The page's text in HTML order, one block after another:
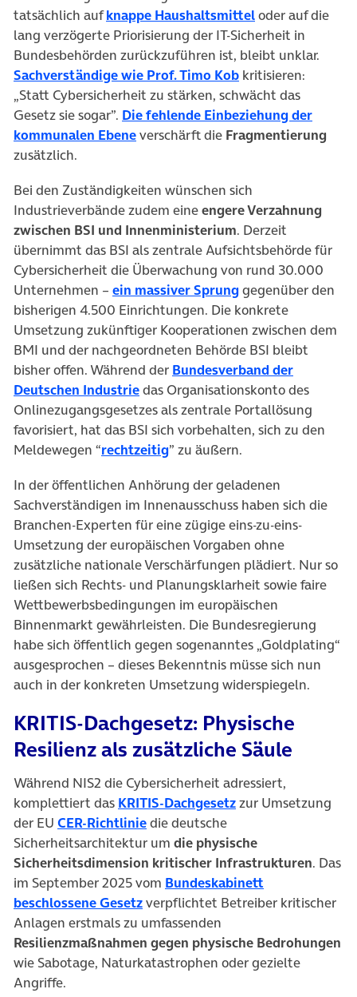
tatsächlich aufknappe Haushaltsmittel(öffnet in
oder auf die
lang verzögerte Priorisierung der IT-Sicherheit in
Bundesbehörden zurückzuführen ist, bleibt unklar.
Sachverständige wie Prof. Timo Kob(öffnet in neuem
kritisieren:
„Statt Cybersicherheit zu stärken, schwächt das
Gesetz sie sogar”. Diefehlende Einbeziehung der
kommunalen Ebene(öffnet in neuem Tab)
verschärft die Fragmentierung
zusätzlich.
Bei den Zuständigkeiten wünschen sich
Industrieverbände zudem eineengere Verzahnung
zwischen BSI und Innenministerium. Derzeit
übernimmt das BSI als zentrale Aufsichtsbehörde für
Cybersicherheit die Überwachung von rund 30.000
Unternehmen – ein massiver Sprung(öffnet in neuem
gegenüber den
bisherigen 4.500 Einrichtungen. Die konkrete
Umsetzung zukünftiger Kooperationen zwischen dem
BMI und der nachgeordneten Behörde BSI bleibt
bisher offen. Während der Bundesverband der
Deutschen Industrie(öffnet in neuem Tab)
das Organisationskonto des
Onlinezugangsgesetzes als zentrale Portallösung
favorisiert, hat das BSI sich vorbehalten, sich zu den
Meldewegen “rechtzeitig(öffnet in neuem Tab)
” zu äußern.
In der öffentlichen Anhörung der geladenen
Sachverständigen im Innenausschuss haben sich die
Branchen-Experten für eine zügige eins-zu-eins-
Umsetzung der europäischen Vorgaben ohne
zusätzliche nationale Verschärfungen plädiert. Nur so
ließen sich Rechts- und Planungsklarheit sowie faire
Wettbewerbsbedingungen im europäischen
Binnenmarkt gewährleisten. Die Bundesregierung
habe sich öffentlich gegen sogenanntes „Goldplating“
ausgesprochen – dieses Bekenntnis müsse sich nun
auch in der konkreten Umsetzung widerspiegeln.
KRITIS-Dachgesetz: Physische
Resilienz als zusätzliche Säule
Während NIS2 die Cybersicherheit adressiert,
komplettiert das KRITIS-Dachgesetz(öffnet in neuem
zur Umsetzung
der EU CER-Richtlinie(öffnet in neuem Tab)
die deutsche
Sicherheitsarchitektur um die physische
Sicherheitsdimension kritischer Infrastrukturen. Das
im September 2025 vom Bundeskabinett
beschlossene Gesetz(öffnet in neuem Tab)
verpflichtet Betreiber kritischer
Anlagen erstmals zu umfassenden
Resilienzmaßnahmen gegen physische Bedrohungen
wie Sabotage, Naturkatastrophen oder gezielte
Angriffe.